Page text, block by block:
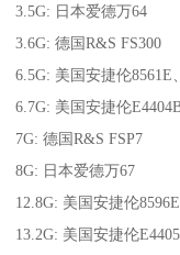
3.5G: 日本爱德万64
3.6G: 德国R&S FS300
6.5G: 美国安捷伦8561E
6.7G: 美国安捷伦
7G: 德国R&S FSP7
8G: 日本爱德万67
12.8G: 美国安捷伦8596E
13.2G: 美国安捷伦